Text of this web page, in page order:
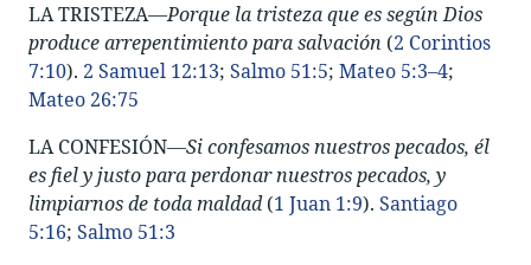
LA TRISTEZA—Porque la tristeza que es según Dios
produce arrepentimiento para salvación (2 Corintios
7:10). 2 Samuel 12:13; Salmo 51:5; Mateo 5:3–4;
Mateo 26:75
LA CONFESIÓN—Si confesamos nuestros pecados, él
es fiel y justo para perdonar nuestros pecados, y
limpiarnos de toda maldad(1 Juan 1:9). Santiago
5:16; Salmo 51:3